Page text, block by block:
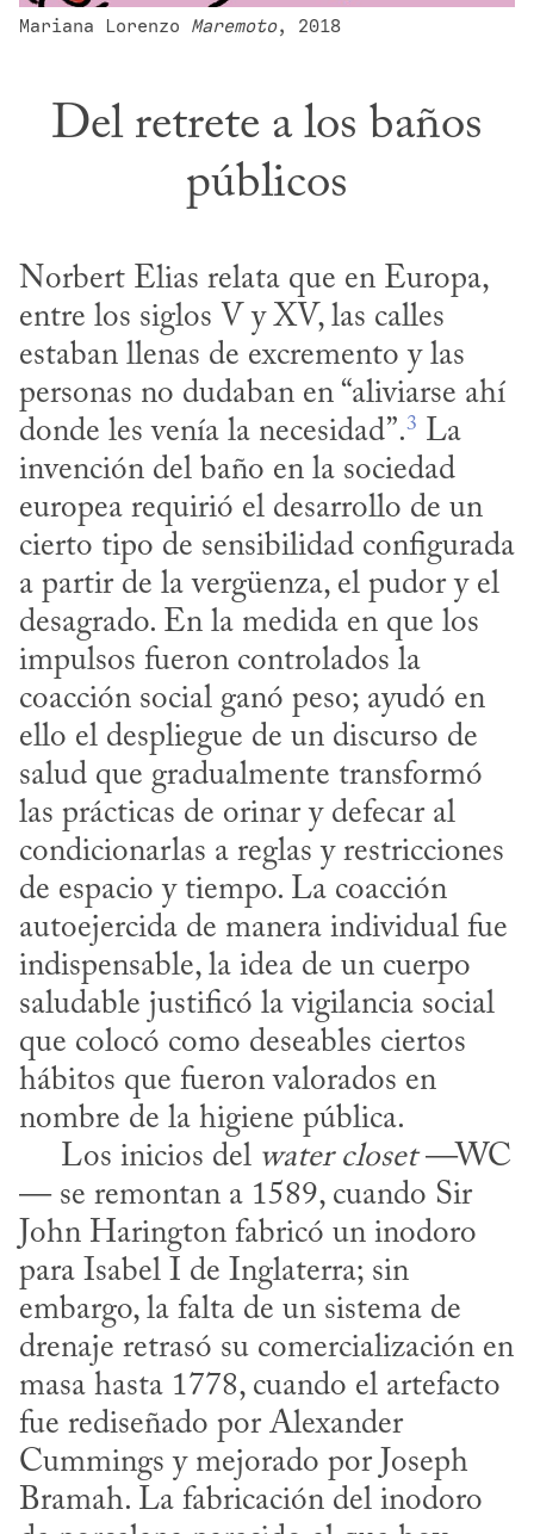
Mariana Lorenzo Maremoto, 2018
Del retrete a los baños
públicos
Norbert Elias relata que en Europa,
entre los siglos V y XV, las calles
estaban llenas de excremento y las
personas no dudaban en “aliviarse ahí
donde les venía la necesidad”.3 La
invención del baño en la sociedad
europea requirió el desarrollo de un
cierto tipo de sensibilidad configurada
a partir de la vergüenza, el pudor y el
desagrado. En la medida en que los
impulsos fueron controlados la
coacción social ganó peso; ayudó en
ello el despliegue de un discurso de
salud que gradualmente transformó
las prácticas de orinar y defecar al
condicionarlas a reglas y restricciones
de espacio y tiempo. La coacción
autoejercida de manera individual fue
indispensable, la idea de un cuerpo
saludable justificó la vigilancia social
que colocó como deseables ciertos
hábitos que fueron valorados en
nombre de la higiene pública.
     Los inicios del
water closet —WC
— se remontan a 1589, cuando Sir
John Harington fabricó un inodoro
para Isabel I de Inglaterra; sin
embargo, la falta de un sistema de
drenaje retrasó su comercialización en
masa hasta 1778, cuando el artefacto
fue rediseñado por Alexander
Cummings y mejorado por Joseph
Bramah. La fabricación del inodoro